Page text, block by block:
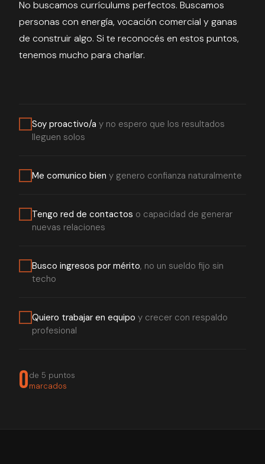
No buscamos currículums perfectos. Buscamos
personas con energía, vocación comercial y ganas
de construir algo. Si te reconocés en estos puntos,
tenemos mucho para charlar.
Soy proactivo/a y no espero que los resultados
lleguen solos
Me comunico bien y genero confianza naturalmente
Tengo red de contactos o capacidad de generar
nuevas relaciones
Busco ingresos por mérito, no un sueldo fijo sin
techo
Quiero trabajar en equipo y crecer con respaldo
profesional
0de 5 puntos
marcados